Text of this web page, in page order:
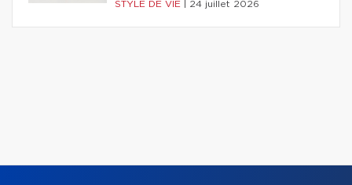
STYLE DE VIE 24 juillet 2026